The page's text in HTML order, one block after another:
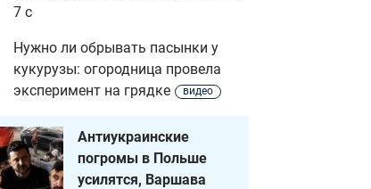
7 с
Нужно ли обрывать пасынки у
кукурузы: огородница провела
эксперимент на грядке
видео
Антиукраинские
погромы в Польше
усилятся, Варшава